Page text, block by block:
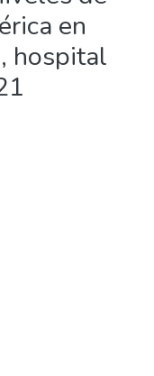
en
hospital